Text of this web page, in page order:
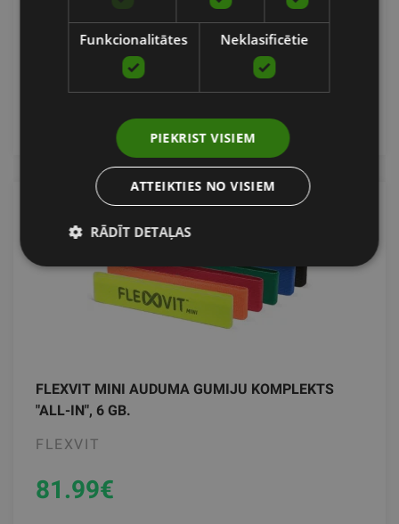
FLEXVIT MINI AUDUMA GUMIJU KOMPLEKTS
"ALL-IN", 6 GB.
FLEXVIT
81.99€
Funkcionalitātes Neklasificētie
PIEKRIST VISIEM
ATTEIKTIES NO VISIEM
RĀDĪT DETAĻAS